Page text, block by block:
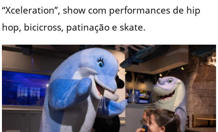
“Xceleration”, show com performances de hip
hop, bicicross, patinação e skate.